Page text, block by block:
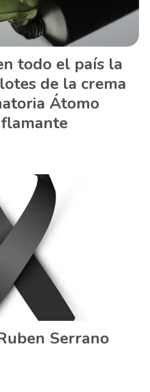
todo el país la
de la crema
Átomo
Serrano